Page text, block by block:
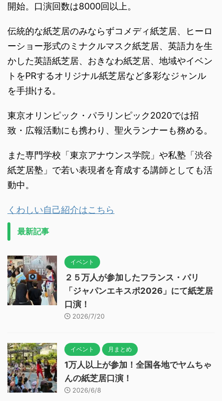
開始。口演回数は8000回以上。
伝統的な紙芝居のみならずコメディ紙芝居、ヒーロ
ーショー形式のミナクルマスク紙芝居、英語力を生
かした英語紙芝居、おきなわ紙芝居、地域やイベン
トをPRするオリジナル紙芝居など多彩なジャンル
を手掛ける。
東京オリンピック・パラリンピック2020では招
致・広報活動にも携わり、聖火ランナーも務める。
また専門学校「東京アナウンス学院」や私塾「渋谷
紙芝居塾」で若い表現者を育成する講師としても活
動中。
くわしい自己紹介はこちら
最新記事
イベント
２５万人が参加したフランス・パリ
「ジャパンエキスポ2026」にて紙芝居
口演！
2026/7/20
イベント 月まとめ
1万人以上が参加！全国各地でヤムちゃ
んの紙芝居口演！
2026/6/8